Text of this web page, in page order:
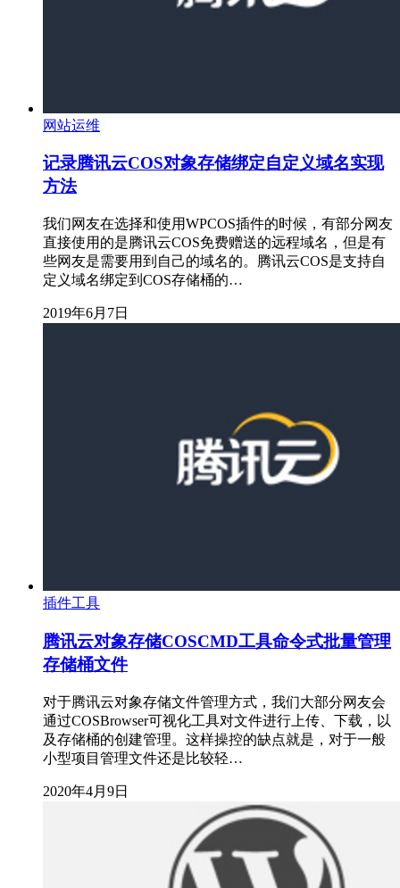
网站运维
记录腾讯云COS对象存储绑定自定义域名实现
方法
我们网友在选择和使用WPCOS插件的时候，有部分网友
直接使用的是腾讯云COS免费赠送的远程域名，但是有
些网友是需要用到自己的域名的。腾讯云COS是支持自
定义域名绑定到COS存储桶的…
2019年6月7日
插件工具
腾讯云对象存储COSCMD工具命令式批量管理
存储桶文件
对于腾讯云对象存储文件管理方式，我们大部分网友会
通过COSBrowser可视化工具对文件进行上传、下载，以
及存储桶的创建管理。这样操控的缺点就是，对于一般
小型项目管理文件还是比较轻…
2020年4月9日